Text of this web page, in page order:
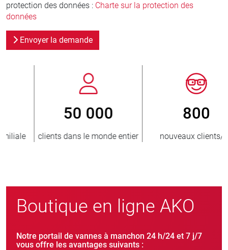
protection des données : Charte sur la protection des
données
Envoyer la demande
800
nouveaux clients/an
> 3 500 000
unités vendues
Boutique en ligne AKO
Notre portail de vannes à manchon 24 h/24 et 7 j/7
vous offre les avantages suivants :